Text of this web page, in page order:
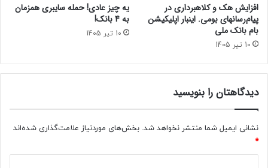
افزایش هک و کلاهبرداری در
پیام‌رسانهای بومی. اینبار اپلیکیشن
بام‌ بانک ملی
10 تیر 1405
یه چیز عادی! حمله سایبری همزمان
به 4 بانک!
10 تیر 1405
دیدگاهتان را بنویسید
نشانی ایمیل شما منتشر نخواهد شد. بخش‌های موردنیاز علامت‌گذاری شده‌اند
*